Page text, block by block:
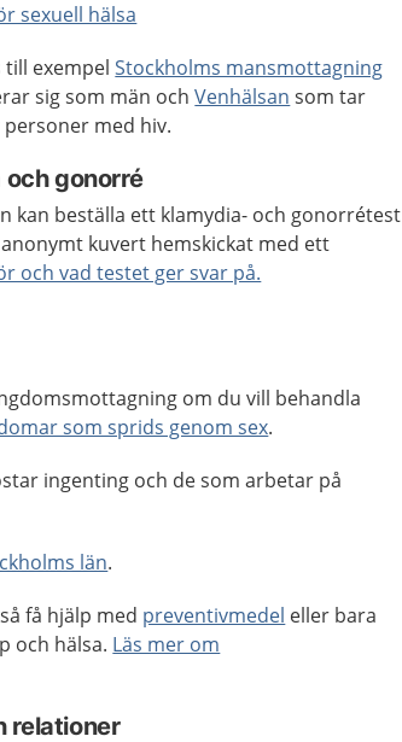
sexuell hälsa
till exempelStockholms mansmottagning
sig som män ochVenhälsan som tar
med hiv.
gonorré
kan beställa ett klamydia- och gonorrétest
kuvert hemskickat med ett
och vad testet ger svar på.
om du vill behandla
som sprids genom sex.
ingenting och de som arbetar på
län.
få hjälp med preventivmedel eller bara
och hälsa. Läs mer om
relationer